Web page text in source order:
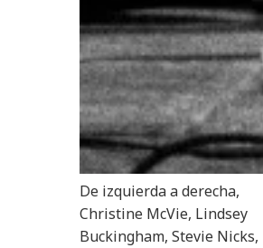
De izquierda a derecha,
Christine McVie, Lindsey
Buckingham, Stevie Nicks,